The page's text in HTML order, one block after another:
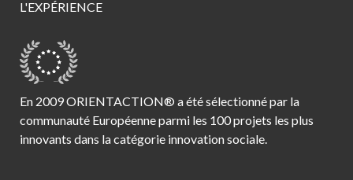
L'EXPÉRIENCE
En 2009 ORIENTACTION® a été sélectionné par la
communauté Européenne parmi les 100 projets les plus
innovants dans la catégorie innovation sociale.